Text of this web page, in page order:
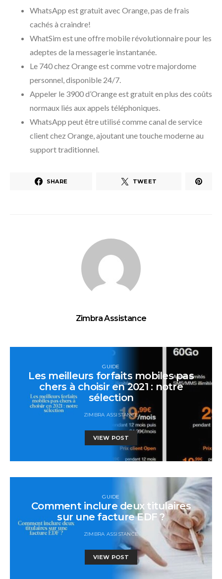
WhatsApp est gratuit avec Orange, pas de frais
cachés à craindre!
WhatSim est une offre mobile révolutionnaire pour les
adeptes de la messagerie instantanée.
Le 740 chez Orange est comme votre majordome
personnel, disponible 24/7.
Appeler le 3900 d’Orange est gratuit en plus des coûts
normaux liés aux appels téléphoniques.
WhatsApp peut être utilisé comme canal de service
client chez Orange, ajoutant une touche moderne au
support traditionnel.
SHARE TWEET
Zimbra Assistance
GUIDE
Les meilleurs forfaits mobiles pas
chers à choisir en 2021 : notre
sélection
ZIMBRA ASSISTANCE
VIEW POST
GUIDE
Comment inclure deux titulaires
sur une facture EDF ?
ZIMBRA ASSISTANCE
VIEW POST